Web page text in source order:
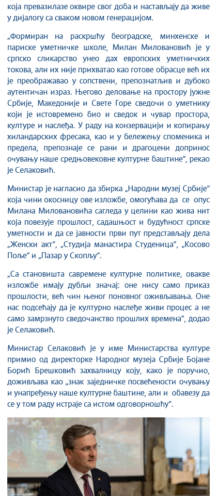
која превазилазе оквире свог доба и настављају да живе
у дијалогу са сваком новом генерацијом.
„Формиран на раскршћу београдске, минхенске и
париске уметничке школе, Милан Миловановић је у
српско сликарство унео дах европских уметничких
токова, али их није прихватао као готове обрасце већ их
је преображавао у сопствени, препознатљив и дубоко
аутентичан израз. Његово деловање на простору јужне
Србије, Македоније и Свете Горе сведочи о уметнику
који је истовремено био и сведок и чувар простора,
културе и наслеђа. У раду на конзервацији и копирању
хиландарских фресака, као и у бележењу споменика и
предела, препознаје се рани и драгоцени допринос
очувању наше средњовековне културне баштине“, рекао
је Селаковић.
Министар је нагласио да збирка „Народни музеј Србије“
која чини окосницу ове изложбе, омогућава да се опус
Милана Миловановића сагледа у целини као жива нит
која повезује прошлост, садашњост и будућност српске
уметности и да се јавности први пут представљају дела
„Женски акт“, „Студија манастира Студеница“, „Косово
Поље“ и „Пазар у Скопљу“.
„Са становишта савремене културне политике, овакве
изложбе имају дубљи значај: оне нису само приказ
прошлости, већ чин њеног поновног оживљавања. Оне
нас подсећају да је културно наслеђе живи процес а не
само замрзнуто сведочанство прошлих времена“, додао
је Селаковић.
Министар Селаковић је у име Министарства културе
примио од директорке Народног музеја Србије Бојане
Борић Брешковић захвалницу коју, како је поручио,
доживљава као „знак заједничке посвећености очувању
и унапређењу наше културне баштине, али и обавезу да
се у том раду истраје са истом одговорношћу“.